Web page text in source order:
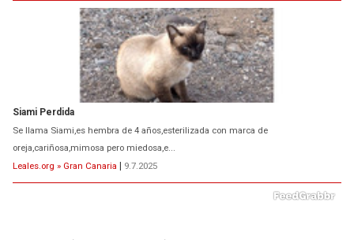
Siami Perdida
Se llama Siami,es hembra de 4 años,esterilizada con marca de
oreja,cariñosa,mimosa pero miedosa,e...
Leales.org » Gran Canaria | 9.7.2025